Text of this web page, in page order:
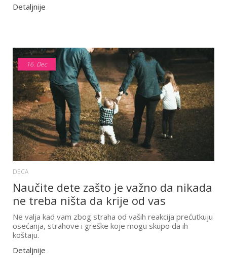
Detaljnije
16. Dec
DECA
Naučite dete zašto je važno da nikada
ne treba ništa da krije od vas
Ne valja kad vam zbog straha od vaših reakcija prećutkuju
osećanja, strahove i greške koje mogu skupo da ih
koštaju.
Detaljnije